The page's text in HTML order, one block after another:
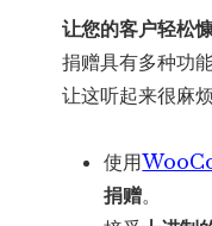
让您的客户轻松
捐赠具有多种功
让这听起来很麻烦
使用
捐赠。